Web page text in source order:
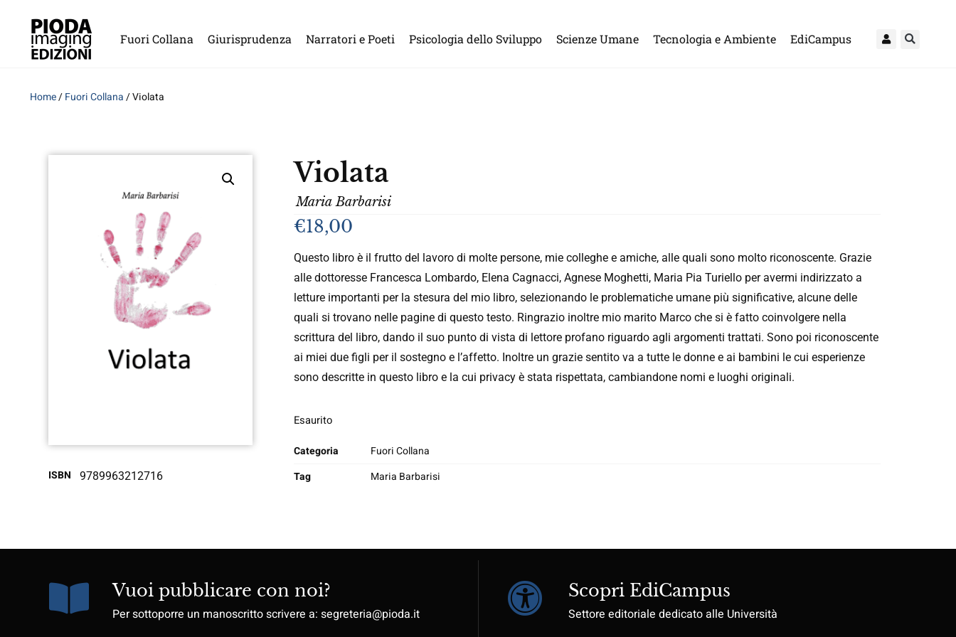
Fuori Collana Giurisprudenza Narratori e Poeti Psicologia dello Sviluppo Scienze Umane Tecnologia e Ambiente EdiCampus
Home/Fuori Collana/ Violata
ISBN 9789963212716
Violata
Maria Barbarisi
€18,00
Questo libro è il frutto del lavoro di molte persone, mie colleghe e amiche, alle quali sono molto riconoscente. Grazie
alle dottoresse Francesca Lombardo, Elena Cagnacci, Agnese Moghetti, Maria Pia Turiello per avermi indirizzato a
letture importanti per la stesura del mio libro, selezionando le problematiche umane più significative, alcune delle
quali si trovano nelle pagine di questo testo. Ringrazio inoltre mio marito Marco che si è fatto coinvolgere nella
scrittura del libro, dando il suo punto di vista di lettore profano riguardo agli argomenti trattati. Sono poi riconoscente
ai miei due figli per il sostegno e l’affetto. Inoltre un grazie sentito va a tutte le donne e ai bambini le cui esperienze
sono descritte in questo libro e la cui privacy è stata rispettata, cambiandone nomi e luoghi originali.
Esaurito
Categoria
Fuori Collana
Tag
Maria Barbarisi
Vuoi pubblicare con noi?
Per sottoporre un manoscritto scrivere a: segreteria@pioda.it
Scopri EdiCampus
Settore editoriale dedicato alle Università